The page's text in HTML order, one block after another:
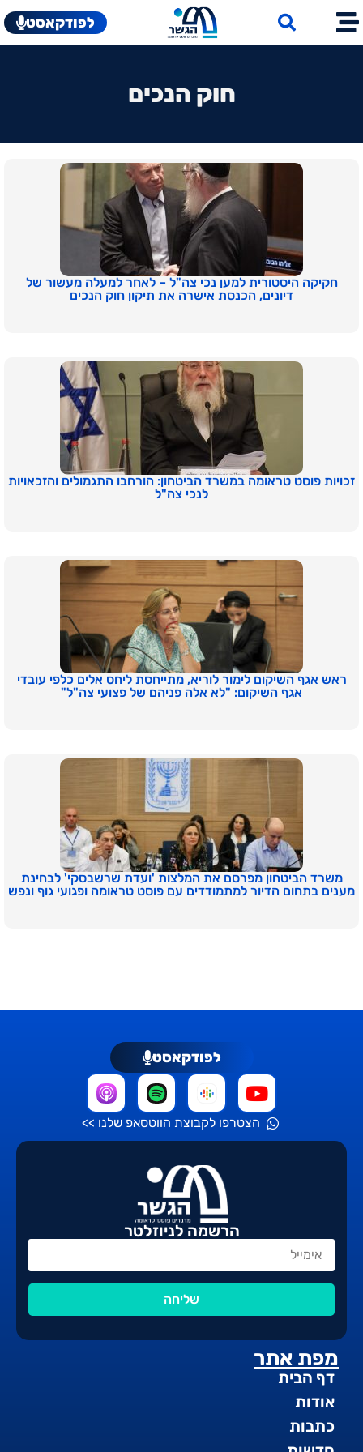
לפודקאסט
חוק הנכים
חקיקה היסטורית למען נכי צה"ל – לאחר למעלה מעשור של
דיונים, הכנסת אישרה את תיקון חוק הנכים
זכויות פוסט טראומה במשרד הביטחון: הורחבו התגמולים והזכאויות
לנכי צה"ל
ראש אגף השיקום לימור לוריא, מתייחסת ליחס אלים כלפי עובדי
אגף השיקום: "לא אלה פניהם של פצועי צה"ל"
משרד הביטחון מפרסם את המלצות 'ועדת שרשבסקי' לבחינת
מענים בתחום הדיור למתמודדים עם פוסט טראומה ופגועי גוף ונפש
מפת אתר
דף הבית
אודות
כתבות
לפודקאסט
הצטרפו לקבוצת הווטסאפ שלנו >>
הרשמה לניוזלטר
שליחה